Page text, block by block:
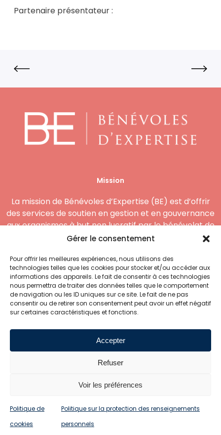
Gérer le consentement
Pour offrir les meilleures expériences, nous utilisons des
technologies telles que les cookies pour stocker et/ou accéder aux
informations des appareils. Le fait de consentir à ces technologies
nous permettra de traiter des données telles que le comportement
de navigation ou les ID uniques sur ce site. Le fait de ne pas
consentir ou de retirer son consentement peut avoir un effet négatif
sur certaines caractéristiques et fonctions.
Accepter
Refuser
Voir les préférences
Politique de
cookies
Politique sur la protection des renseignements
personnels
Partenaire présentateur :
Mission
La mission de Bénévoles d’Expertise (BE) est d’offrir
des services de soutien en gestion et en gouvernance
aux organismes à but non lucratif par le bénévolat de
compétences.
Coordonnées
5000, 3e Avenue Ouest
Bureau 205 Québec
(Québec) G1H 7J1
418 914-5589
2024© Bénévoles d’Expertise | Une créationSnabb|Politique des